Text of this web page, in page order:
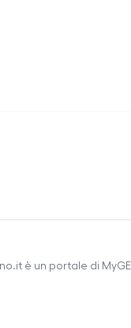
è un portale di